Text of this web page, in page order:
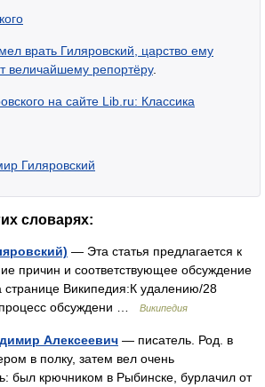
врать Гиляровский, царство ему
величайшему репортёру.
на сайте Lib.ru: Классика
Гиляровский
словарях:
— Эта статья предлагается к
причин и соответствующее обсуждение
странице Википедия:К удалению/28
обсуждени …
Википедия
Алексеевич — писатель. Род. в
в полку, затем вел очень
был крючником в Рыбинске, бурлачил от